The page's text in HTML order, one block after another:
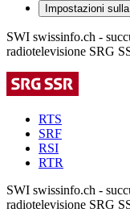
Impostazioni
SWI swissinfo.ch -
radiotelevisione SRG
RTS
SRF
RSI
RTR
SWI swissinfo.ch -
radiotelevisione SRG